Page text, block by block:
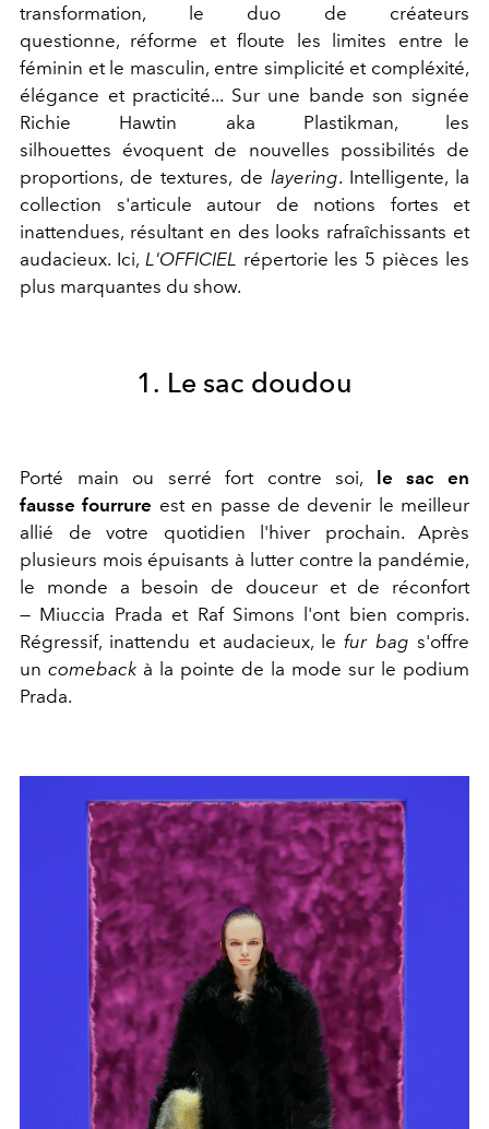
transformation, le duo de créateurs
questionne, réforme et floute les limites entre le
féminin et le masculin, entre simplicité et compléxité,
élégance et practicité... Sur une bande son signée
Richie Hawtin aka Plastikman, les
silhouettes évoquent de nouvelles possibilités de
proportions, de textures, de layering. Intelligente, la
collection s'articule autour de notions fortes et
inattendues, résultant en des looks rafraîchissants et
audacieux. Ici, L'OFFICIEL répertorie les 5 pièces les
plus marquantes du show.
1. Le sac doudou
Porté main ou serré fort contre soi, le sac en
fausse fourrure est en passe de devenir le meilleur
allié de votre quotidien l'hiver prochain. Après
plusieurs mois épuisants à lutter contre la pandémie,
le monde a besoin de douceur et de réconfort
— Miuccia Prada et Raf Simons l'ont bien compris.
Régressif, inattendu et audacieux, lefur bag s'offre
un comeback à la pointe de la mode sur le podium
Prada.